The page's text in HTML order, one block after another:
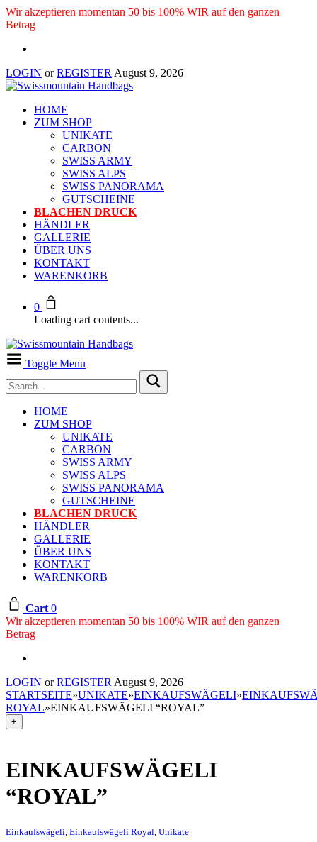
Wir akzeptieren momentan 50 bis 100% WIR auf den ganzen
Betrag
LOGIN orREGISTER|August 9, 2026
HOME
ZUM SHOP
UNIKATE
CARBON
SWISS ARMY
SWISS ALPS
SWISS PANORAMA
GUTSCHEINE
BLACHEN DRUCK
HÄNDLER
GALLERIE
ÜBER UNS
KONTAKT
WARENKORB
0
Loading cart contents...
Toggle Menu
HOME
ZUM SHOP
UNIKATE
CARBON
SWISS ARMY
SWISS ALPS
SWISS PANORAMA
GUTSCHEINE
BLACHEN DRUCK
HÄNDLER
GALLERIE
ÜBER UNS
KONTAKT
WARENKORB
Cart 0
Wir akzeptieren momentan 50 bis 100% WIR auf den ganzen
Betrag
LOGIN orREGISTER|August 9, 2026
STARTSEITE»UNIKATE»EINKAUFSWÄGELI»
ROYAL»EINKAUFSWÄGELI “ROYAL”
+
EINKAUFSWÄGELI
“ROYAL”
Einkaufswägeli Einkaufswägeli Royal Unikate